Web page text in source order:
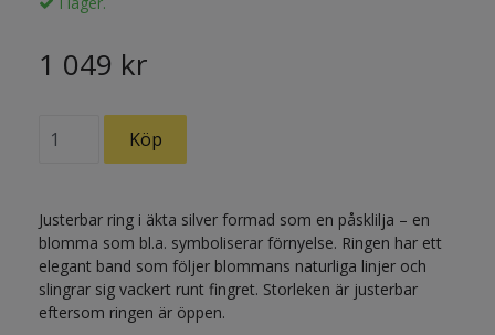
1 049 kr
Justerbar ring i äkta silver formad som en påsklilja – en
blomma som bl.a. symboliserar förnyelse. Ringen har ett
elegant band som följer blommans naturliga linjer och
slingrar sig vackert runt fingret. Storleken är justerbar
eftersom ringen är öppen.